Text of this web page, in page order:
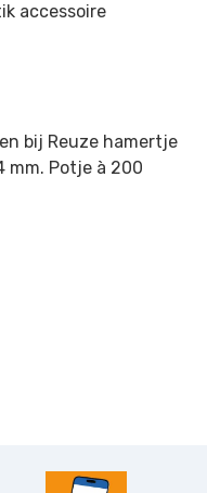
accessoire
bij Reuze hamertje
mm. Potje à 200